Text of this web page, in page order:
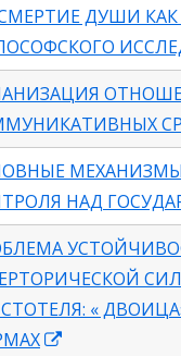
ДУШИ
НАД
«